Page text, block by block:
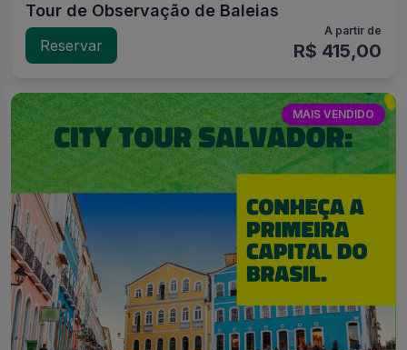
Tour de Observação de Baleias
Reservar
A partir de
R$ 415,00
MAIS VENDIDO